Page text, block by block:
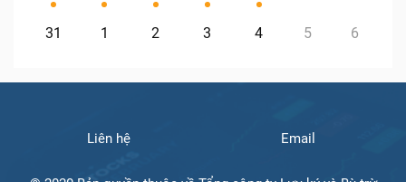
31 1 2 3 4 5 6
Liên hệ Email